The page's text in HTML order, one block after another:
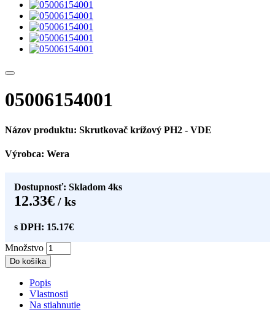
05006154001
Názov produktu: Skrutkovač krížový PH2 - VDE
Výrobca: Wera
Dostupnosť: Skladom 4ks
12.33€ / ks
s DPH: 15.17€
Množstvo
Do košíka
Popis
Vlastnosti
Na stiahnutie